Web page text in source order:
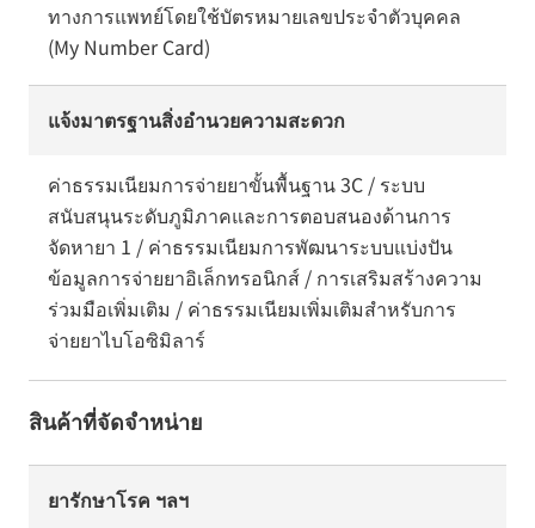
ทางการแพทย์โดยใช้บัตรหมายเลขประจำตัวบุคคล
(My Number Card)
แจ้งมาตรฐานสิ่งอำนวยความสะดวก
ค่าธรรมเนียมการจ่ายยาขั้นพื้นฐาน 3C / ระบบ
สนับสนุนระดับภูมิภาคและการตอบสนองด้านการ
จัดหายา 1 / ค่าธรรมเนียมการพัฒนาระบบแบ่งปัน
ข้อมูลการจ่ายยาอิเล็กทรอนิกส์ / การเสริมสร้างความ
ร่วมมือเพิ่มเติม / ค่าธรรมเนียมเพิ่มเติมสำหรับการ
จ่ายยาไบโอซิมิลาร์
สินค้าที่จัดจำหน่าย
ยารักษาโรค ฯลฯ